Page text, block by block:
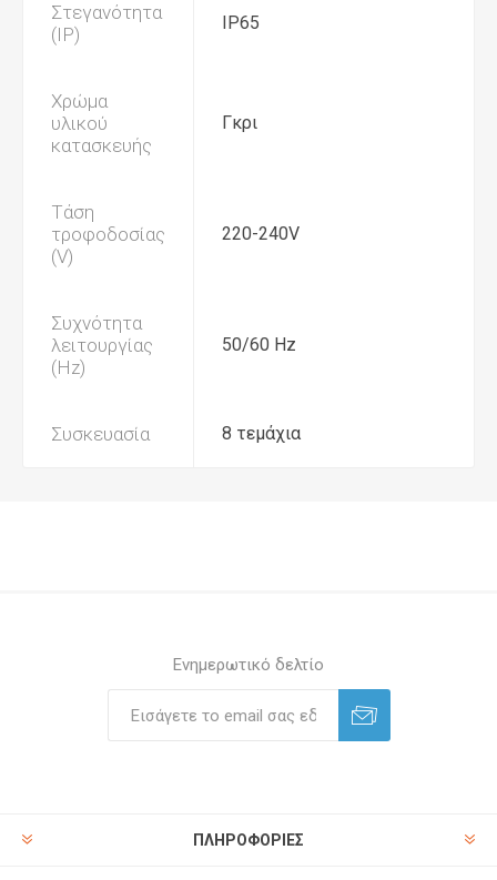
Στεγανότητα
(IP)
IP65
Χρώμα
υλικού
κατασκευής
Γκρι
Τάση
τροφοδοσίας
(V)
220-240V
Συχνότητα
λειτουργίας
(Hz)
50/60 Hz
Συσκευασία 8 τεμάχια
Ενημερωτικό δελτίο
ΠΛΗΡΟΦΟΡΊΕΣ